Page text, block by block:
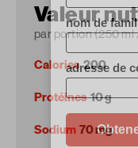
Valeur
par portion (250 ml
Calories200
Protéines10 g
Sodium 70 mg